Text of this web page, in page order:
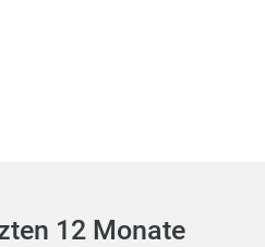
12 Monate